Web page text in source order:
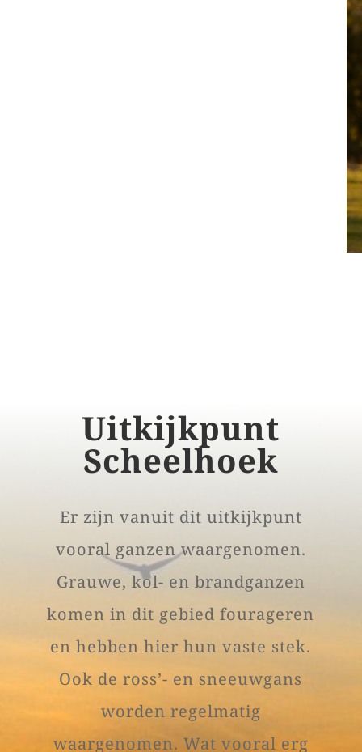
Uitkijkpunt
Scheelhoek
Er zijn vanuit dit uitkijkpunt
vooral ganzen waargenomen.
Grauwe, kol- en brandganzen
komen in dit gebied fourageren
en hebben hier hun vaste stek.
Ook de ross’- en sneeuwgans
worden regelmatig
waargenomen. Wat vooral erg